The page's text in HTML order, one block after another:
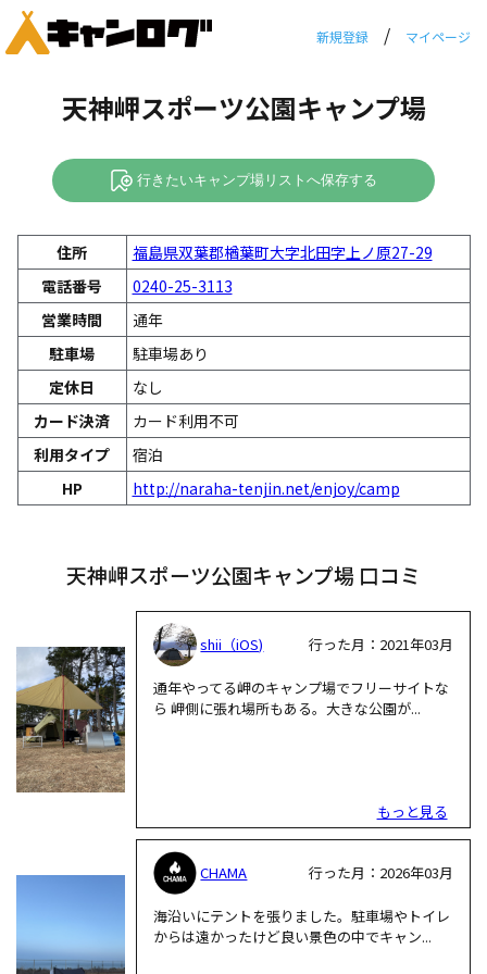
新規登録 / マイページ
天神岬スポーツ公園キャンプ場
行きたいキャンプ場リストへ保存する
住所
福島県双葉郡楢葉町大字北田字上ノ原27-29
電話番号
0240-25-3113
営業時間
通年
駐車場
駐車場あり
定休日
なし
カード決済
カード利用不可
利用タイプ
宿泊
HP
http://naraha-tenjin.net/enjoy/camp
天神岬スポーツ公園キャンプ場 口コミ
shii（iOS) 行った月：2021年03月
通年やってる岬のキャンプ場でフリーサイトな
ら 岬側に張れ場所もある。大きな公園が...
もっと見る
CHAMA 行った月：2026年03月
海沿いにテントを張りました。駐車場やトイレ
からは遠かったけど良い景色の中でキャン...